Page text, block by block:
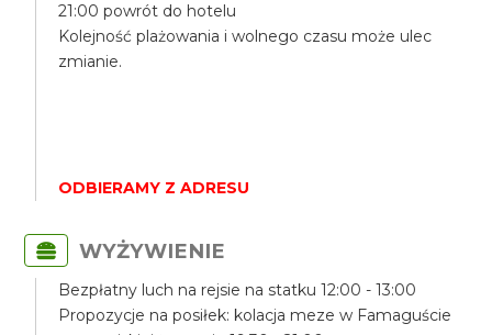
21:00 powrót do hotelu
Kolejność plażowania i wolnego czasu może ulec
zmianie.
ODBIERAMY Z ADRESU
WYŻYWIENIE
Bezpłatny luch na rejsie na statku 12:00 - 13:00
Propozycje na posiłek: kolacja meze w Famaguście